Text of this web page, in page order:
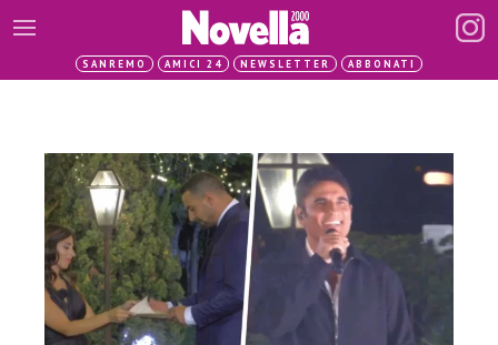
SANREMO AMICI 24 NEWSLETTER ABBONATI